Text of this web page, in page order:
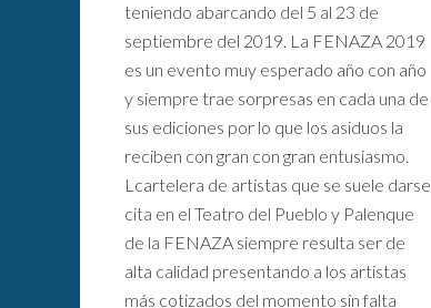
teniendo abarcando del 5 al 23 de
septiembre del 2019. La FENAZA 2019
es un evento muy esperado año con año
y siempre trae sorpresas en cada una de
sus ediciones por lo que los asiduos la
reciben con gran con gran entusiasmo.
Lcartelera de artistas que se suele darse
cita en el Teatro del Pueblo y Palenque
de la FENAZA siempre resulta ser de
alta calidad presentando a los artistas
más cotizados del momento sin falta